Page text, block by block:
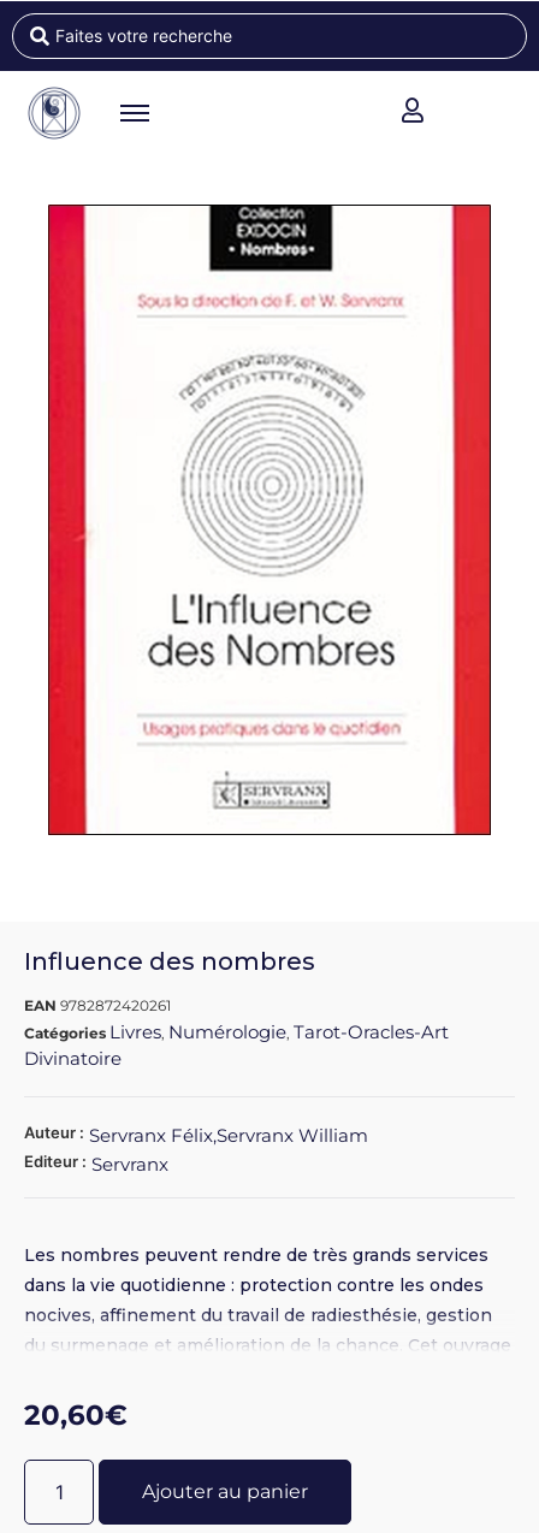
Influence des nombres
EAN 9782872420261
Catégories Livres, Numérologie, Tarot-Oracles-Art
Divinatoire
Auteur : Servranx Félix,Servranx William
Editeur : Servranx
Les nombres peuvent rendre de très grands services
dans la vie quotidienne : protection contre les ondes
nocives, affinement du travail de radiesthésie, gestion
du surmenage et amélioration de la chance. Cet ouvrage
nombreux graphiques et illustrations.
20,60€
Ajouter au panier